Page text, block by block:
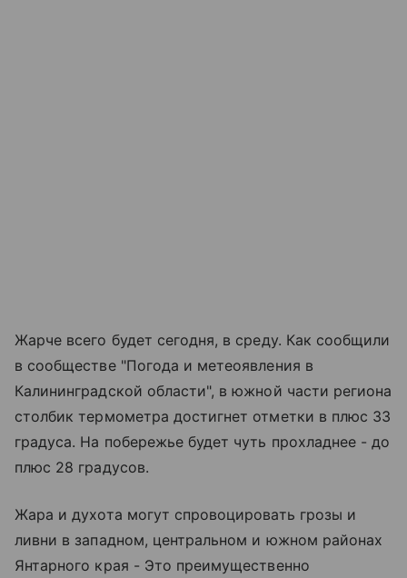
Жарче всего будет сегодня, в среду. Как сообщили
в сообществе "Погода и метеоявления в
Калининградской области", в южной части региона
столбик термометра достигнет отметки в плюс 33
градуса. На побережье будет чуть прохладнее - до
плюс 28 градусов.
Жара и духота могут спровоцировать грозы и
ливни в западном, центральном и южном районах
Янтарного края - Это преимущественно